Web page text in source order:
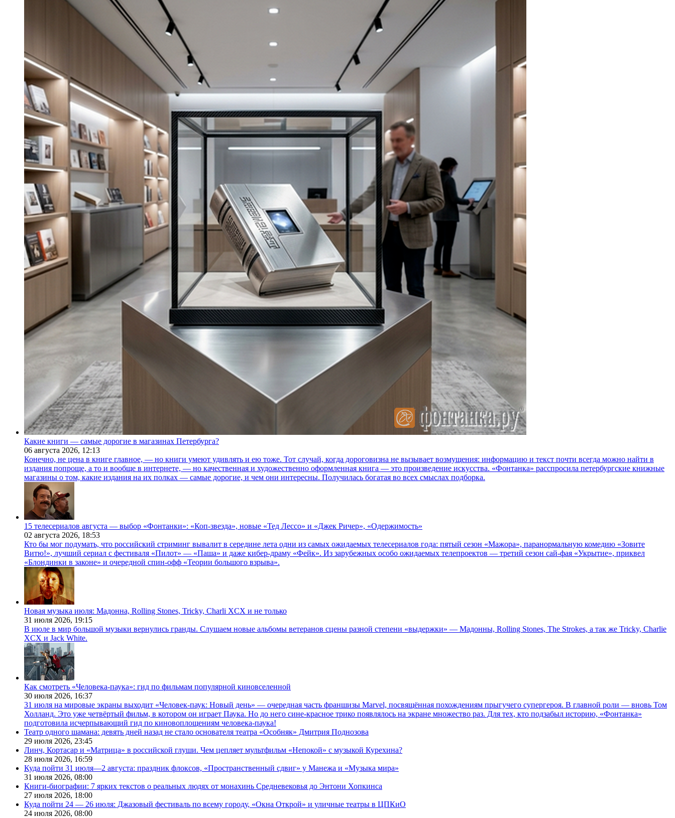
Какие книги — самые дорогие в магазинах Петербурга?
06 августа 2026, 12:13
Конечно, не цена в книге главное, — но книги умеют удивлять и ею тоже. Тот случай, когда дороговизна не вызывает возмущения: информацию и текст почти всегда можно найти в
издания попроще, а то и вообще в интернете, — но качественная и художественно оформленная книга — это произведение искусства. «Фонтанка» расспросила петербургские книжные
магазины о том, какие издания на их полках — самые дорогие, и чем они интересны. Получилась богатая во всех смыслах подборка.
15 телесериалов августа — выбор «Фонтанки»: «Коп-звезда», новые «Тед Лессо» и «Джек Ричер», «Одержимость»
02 августа 2026, 18:53
Кто бы мог подумать, что российский стриминг вывалит в середине лета одни из самых ожидаемых телесериалов года: пятый сезон «Мажора», паранормальную комедию «Зовите
Витю!», лучший сериал с фестиваля «Пилот» — «Паша» и даже кибер-драму «Фейк». Из зарубежных особо ожидаемых телепроектов — третий сезон сай-фая «Укрытие», приквел
«Блондинки в законе» и очередной спин-офф «Теории большого взрыва».
Новая музыка июля: Мадонна, Rolling Stones, Tricky, Charli XCX и не только
31 июля 2026, 19:15
В июле в мир большой музыки вернулись гранды. Слушаем новые альбомы ветеранов сцены разной степени «выдержки» — Мадонны, Rolling Stones, The Strokes, а так же Tricky, Charlie
XCX и Jack White.
Как смотреть «Человека-паука»: гид по фильмам популярной киновселенной
30 июля 2026, 16:37
31 июля на мировые экраны выходит «Человек-паук: Новый день» — очередная часть франшизы Marvel, посвящённая похождениям прыгучего супергероя. В главной роли — вновь Том
Холланд. Это уже четвёртый фильм, в котором он играет Паука. Но до него сине-красное трико появлялось на экране множество раз. Для тех, кто подзабыл историю, «Фонтанка»
подготовила исчерпывающий гид по киновоплощениям человека-паука!
Театр одного шамана: девять дней назад не стало основателя театра «Особняк» Дмитрия Поднозова
29 июля 2026, 23:45
Линч, Кортасар и «Матрица» в российской глуши. Чем цепляет мультфильм «Непокой» с музыкой Курехина?
28 июля 2026, 16:59
Куда пойти 31 июля—2 августа: праздник флоксов, «Пространственный сдвиг» у Манежа и «Музыка мира»
31 июля 2026, 08:00
Книги-биографии: 7 ярких текстов о реальных людях от монахинь Средневековья до Энтони Хопкинса
27 июля 2026, 18:00
Куда пойти 24 — 26 июля: Джазовый фестиваль по всему городу, «Окна Открой» и уличные театры в ЦПКиО
24 июля 2026, 08:00